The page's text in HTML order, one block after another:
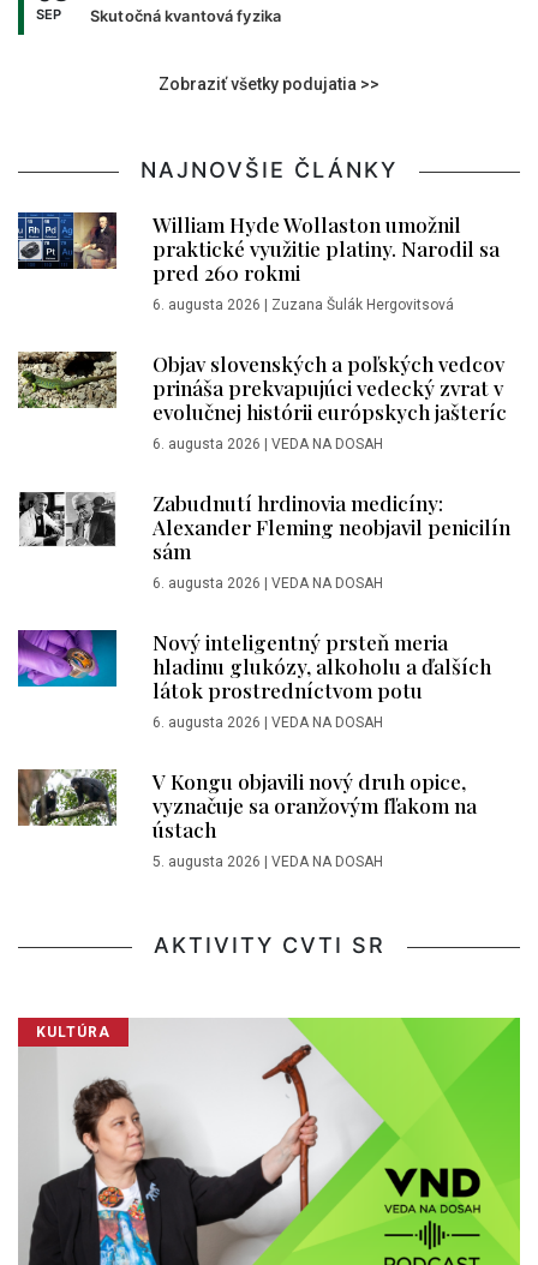
SEP
Skutočná kvantová fyzika
Zobraziť všetky podujatia >>
NAJNOVŠIE ČLÁNKY
William Hyde Wollaston umožnil
praktické využitie platiny. Narodil sa
pred 260 rokmi
6. augusta 2026 Zuzana Šulák Hergovitsová
Objav slovenských a poľských vedcov
prináša prekvapujúci vedecký zvrat v
evolučnej histórii európskych jašteríc
6. augusta 2026 VEDA NA DOSAH
Zabudnutí hrdinovia medicíny:
Alexander Fleming neobjavil penicilín
sám
6. augusta 2026 VEDA NA DOSAH
Nový inteligentný prsteň meria
hladinu glukózy, alkoholu a ďalších
látok prostredníctvom potu
6. augusta 2026 VEDA NA DOSAH
V Kongu objavili nový druh opice,
vyznačuje sa oranžovým fľakom na
ústach
5. augusta 2026 VEDA NA DOSAH
AKTIVITY CVTI SR
KULTÚRA